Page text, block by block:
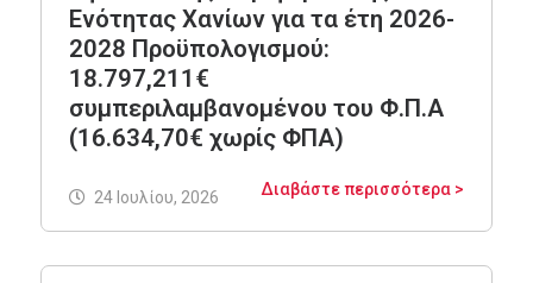
Ενότητας Χανίων για τα έτη 2026-
2028 Προϋπολογισμού:
18.797,211€
συμπεριλαμβανομένου του Φ.Π.Α
(16.634,70€ χωρίς ΦΠΑ)
Διαβάστε περισσότερα >
24 Ιουλίου, 2026